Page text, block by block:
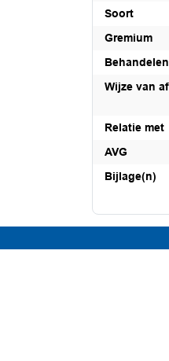
Soort
Gremium
Wijze van
Relatie met
AVG
Bijlage(n)